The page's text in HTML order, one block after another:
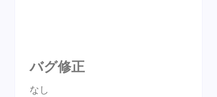
バグ修正
なし